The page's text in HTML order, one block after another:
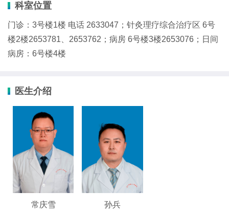
科室位置
门诊：3号楼1楼 电话 2633047；针灸理疗综合治疗区 6号
楼2楼2653781、2653762；病房 6号楼3楼2653076；日间
病房：6号楼4楼
医生介绍
常庆雪 孙兵